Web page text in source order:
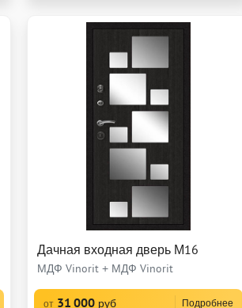
Дачная входная дверь М16
МДФ Vinorit + МДФ Vinorit
от 31 000 руб Подробнее